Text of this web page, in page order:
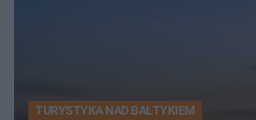
TURYSTYKA NAD BAŁTYKIEM